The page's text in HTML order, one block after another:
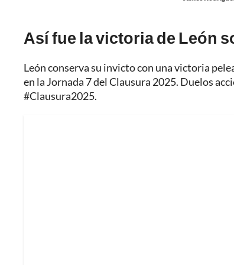
Así fue la victoria de León
León conserva su invicto con una victoria
en la Jornada 7 del Clausura 2025. Duelos
#Clausura2025.